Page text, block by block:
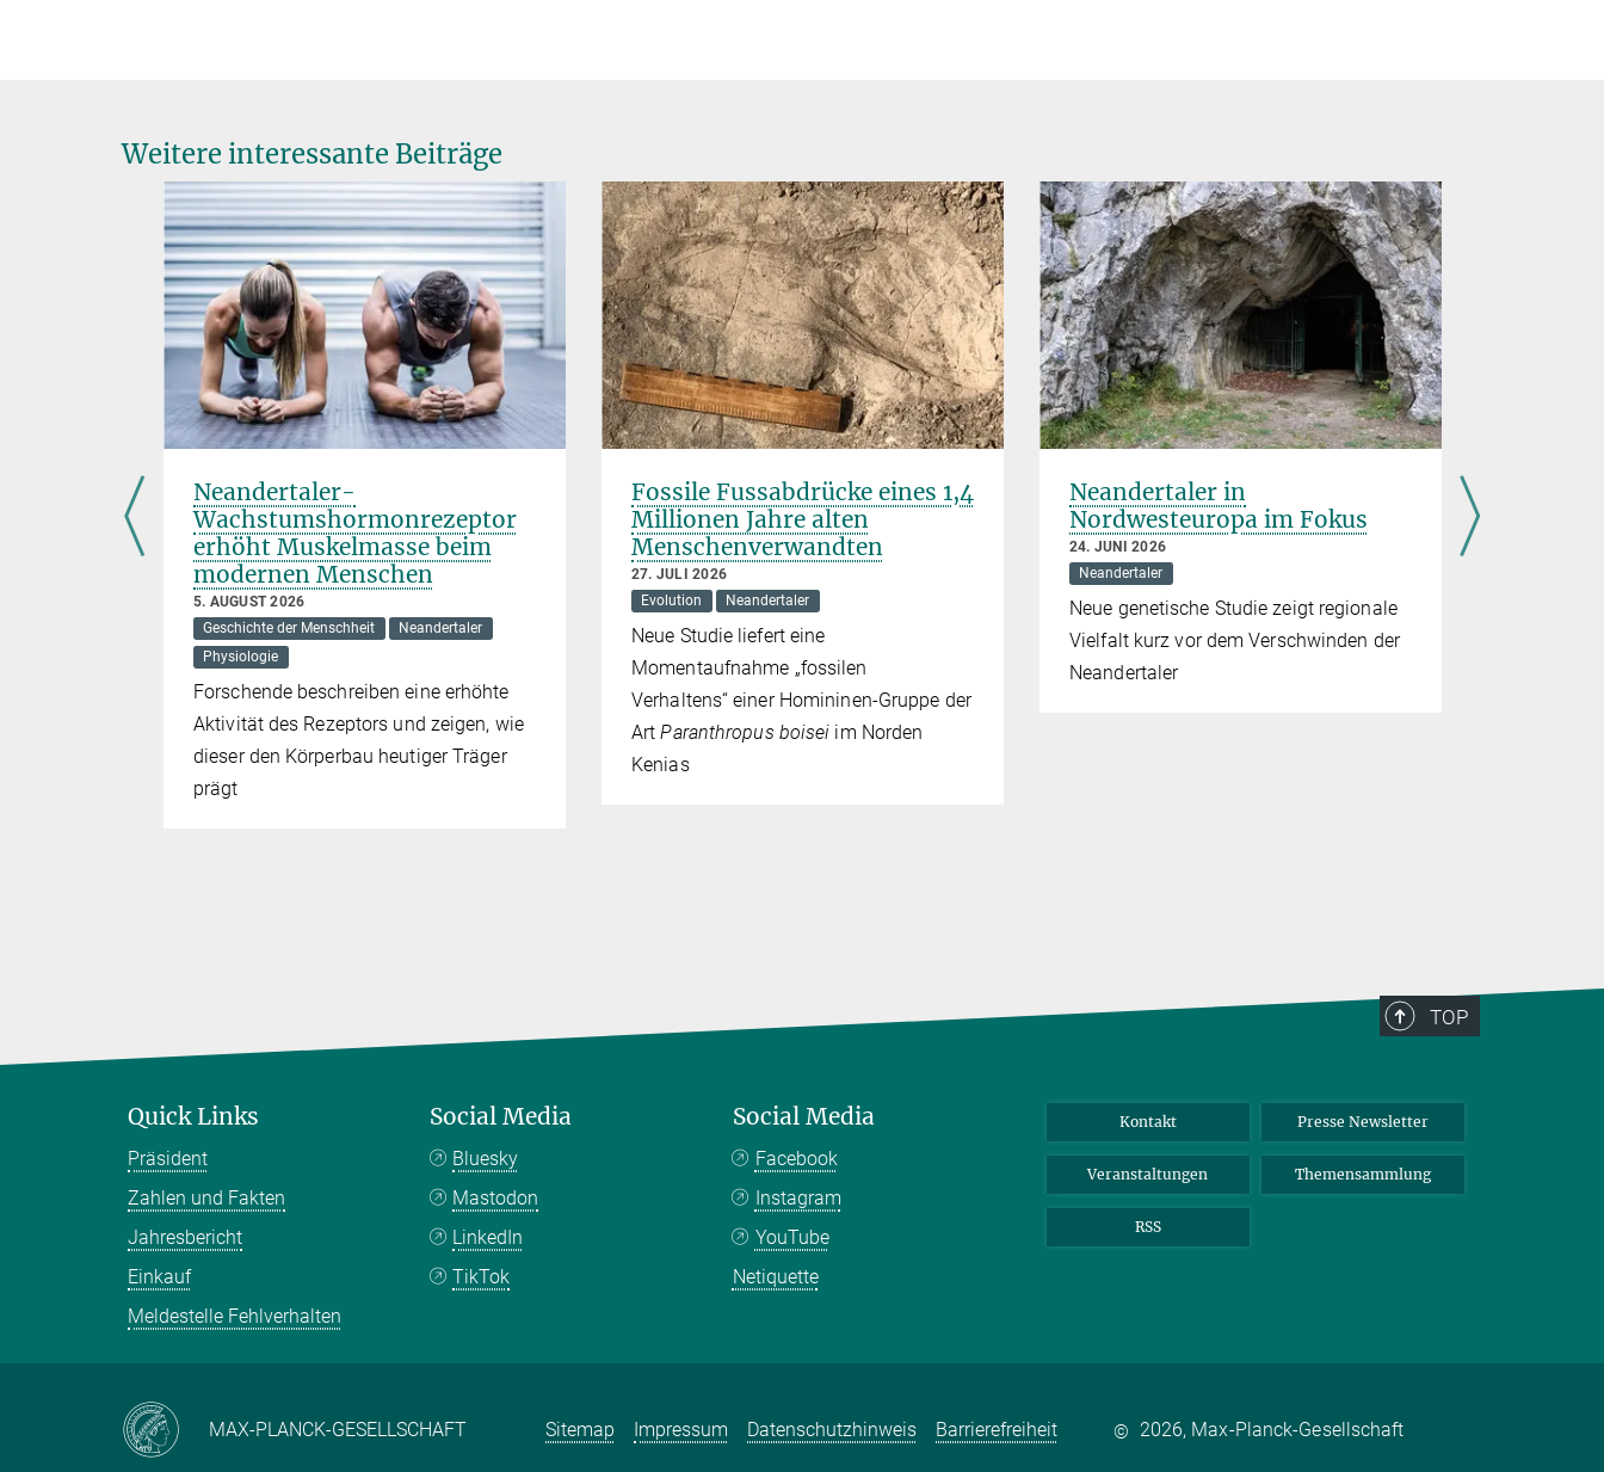
Weitere interessante Beiträge
Neandertaler-
Wachstumshormonrezeptor
erhöht Muskelmasse beim
modernen Menschen
5. AUGUST 2026
Geschichte der Menschheit
Neandertaler
Physiologie
Forschende beschreiben eine erhöhte
Aktivität des Rezeptors und zeigen, wie
dieser den Körperbau heutiger Träger
prägt
Fossile Fussabdrücke eines 1,4
Millionen Jahre alten
Menschenverwandten
27. JULI 2026
Evolution
Neandertaler
Neue Studie liefert eine
Momentaufnahme „fossilen
Verhaltens“ einer Homininen-Gruppe der
ArtParanthropus boisei im Norden
Kenias
Neandertaler in
Nordwesteuropa im Fokus
24. JUNI 2026
Neandertaler
Neue genetische Studie zeigt regionale
Vielfalt kurz vor dem Verschwinden der
Neandertaler
TOP
Quick Links
Präsident
Zahlen und Fakten
Jahresbericht
Einkauf
Meldestelle Fehlverhalten
Social Media
Bluesky
Mastodon
LinkedIn
TikTok
Social Media
Facebook
Instagram
YouTube
Netiquette
Kontakt Presse Newsletter
Veranstaltungen Themensammlung
RSS
MAX-PLANCK-GESELLSCHAFT Sitemap Impressum Datenschutzhinweis Barrierefreiheit © 2026, Max-Planck-Gesellschaft